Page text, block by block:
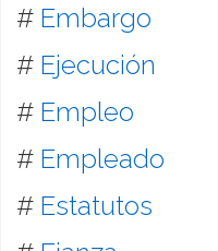
# Embargo
# Ejecución
# Empleo
# Empleado
# Estatutos